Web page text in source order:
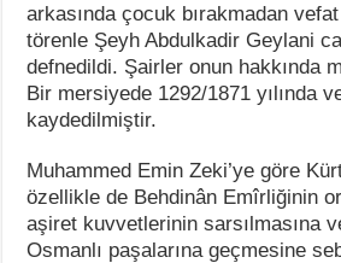
arkasında çocuk bırakmadan
törenle Şeyh Abdulkadir Geylani
defnedildi. Şairler onun hakkında
Bir mersiyede 1292/1871 yılında
kaydedilmiştir.
Muhammed Emin Zeki’ye göre
özellikle de Behdinân Emîrliğinin
aşiret kuvvetlerinin sarsılmasına
Osmanlı paşalarına geçmesine